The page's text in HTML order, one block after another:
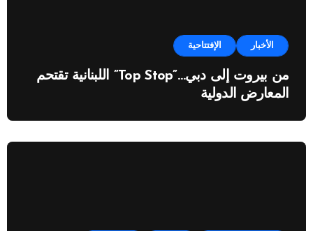
الأخبار الإفتتاحية
من بيروت إلى دبي…”Top Stop” اللبنانية تقتحم
المعارض الدولية